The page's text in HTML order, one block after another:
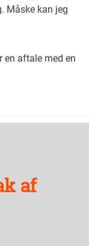
Måske kan jeg
en aftale med en
af